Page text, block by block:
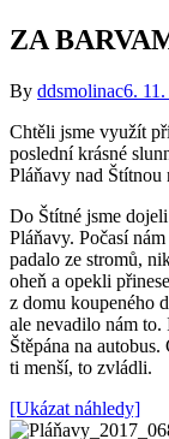
ZA
By ddsmolinac6.
Chtěli jsme využít
poslední krásné
Pláňavy nad Štítnou
Do Štítné jsme
Pláňavy. Počasí
padalo ze stromů,
oheň a opekli
z domu koupeného
ale nevadilo nám
Štěpána na
ti menší, to zvládli.
[Ukázat náhledy]